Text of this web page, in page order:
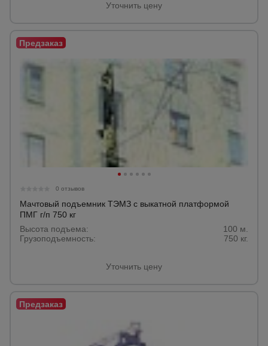
Уточнить цену
0 отзывов
Мачтовый подъемник ТЭМЗ с выкатной платформой
ПМГ г/п 750 кг
Высота подъема:
100 м.
Грузоподъемность:
750 кг.
Уточнить цену
Вибротехника
арматурой
Оборудование
Техника
для
Тачки
строительные
и садовые